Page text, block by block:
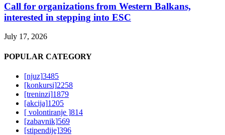
Call for organizations from Western Balkans,
interested in stepping into ESC
July 17, 2026
POPULAR CATEGORY
[njuz]3485
[konkursi]2258
[treninzi]1879
[akcija]1205
[ volontiranje ]814
[zabavnik]569
[stipendije]396